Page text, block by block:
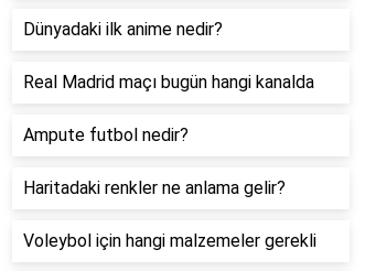
Dünyadaki ilk anime nedir?
Real Madrid maçı bugün hangi kanalda
Ampute futbol nedir?
Haritadaki renkler ne anlama gelir?
Voleybol için hangi malzemeler gerekli